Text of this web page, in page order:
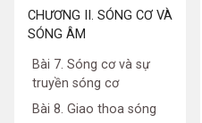
CHƯƠNG II. SÓNG CƠ VÀ
SÓNG ÂM
Bài 7. Sóng cơ và sự
truyền sóng cơ
Bài 8. Giao thoa sóng